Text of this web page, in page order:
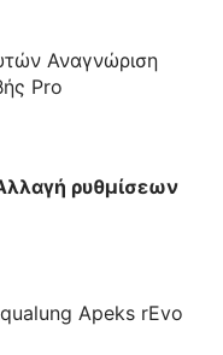
Αναγνώριση
Pro
ρυθμίσεων
Apeks rEvo